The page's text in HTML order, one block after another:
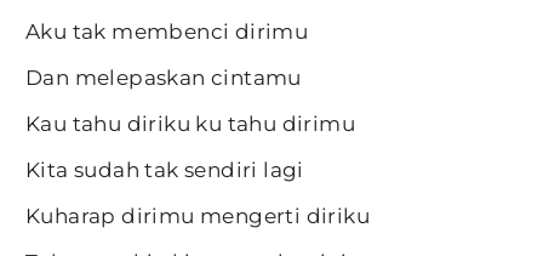
Aku tak membenci dirimu
Dan melepaskan cintamu
Kau tahu diriku ku tahu dirimu
Kita sudah tak sendiri lagi
Kuharap dirimu mengerti diriku